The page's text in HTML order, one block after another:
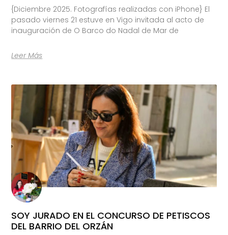
{Diciembre 2025. Fotografías realizadas con iPhone} El
pasado viernes 21 estuve en Vigo invitada al acto de
inauguración de O Barco do Nadal de Mar de
Leer Más
SOY JURADO EN EL CONCURSO DE PETISCOS
DEL BARRIO DEL ORZÁN